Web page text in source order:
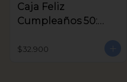
Caja Feliz
Cumpleaños 50:
$32.900